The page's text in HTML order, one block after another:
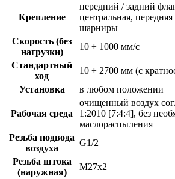
Крепление
передний / задний
центральная,
шарниры
Скорость (без
нагрузки)
10 ÷ 1000 мм/с
Стандартный
ход
10 ÷ 2700 мм (с
Установка
в любом положении
Рабочая среда
очищенный воздух
1:2010 [7:4:4], без
маслораспыления
Резьба подвода
воздуха
G1/2
Резьба штока
(наружная)
M27x2